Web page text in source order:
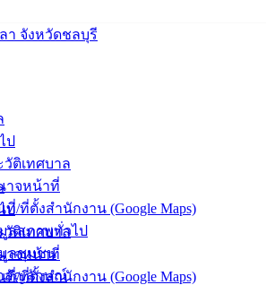
ป
วัติเทศบาล
าจหน้าที่
ที่/ที่ตั้งสำนักงาน (Google Maps)
ลสภาพทั่วไป
ลชุมชน
สัญลักษณ์
ป
วัติเทศบาล
าจหน้าที่
ที่/ที่ตั้งสำนักงาน (Google Maps)
เกี่ยวข้อง เสนอชื่อผู้แทนเข้ารับการคัด
รงคุณวุฒิในคณะกรรมการผู้สูงอายุแห่ง
อกชนที่เกี่ยวข้อง เสนอชื่อผู้
คัดเลือกเป็นกรรมการผู้ทรง
รรมการผู้สูงอายุแห่งชาติ